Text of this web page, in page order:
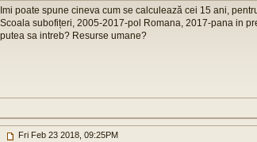
Imi poate spune cineva cum se calculează cei 15 ani,
Scoala subofițeri, 2005-2017-pol Romana, 2017-pana in
putea sa intreb? Resurse umane?
Fri Feb 23 2018, 09:25PM